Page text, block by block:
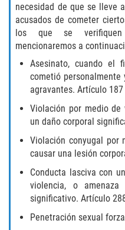
ASSAULT
FLAMMABLE
BATTERY ON
BATTERY
DOMESTIC
CHILD ABUSE
CHILD
necesidad de que se lleve
acusados de cometer
los que se verifiquen
mencionaremos a
Asesinato, cuando el
cometió
agravantes. Artículo 187
Violación por medio de
un daño corporal
Violación conyugal por
causar una lesión
Conducta lasciva con
violencia, o
significativo. Artículo
Penetración sexual